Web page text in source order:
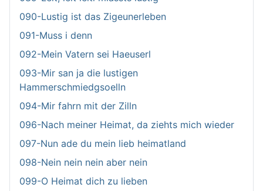
090-Lustig ist das Zigeunerleben
091-Muss i denn
092-Mein Vatern sei Haeuserl
093-Mir san ja die lustigen
Hammerschmiedgsoelln
094-Mir fahrn mit der Zilln
096-Nach meiner Heimat, da ziehts mich wieder
097-Nun ade du mein lieb heimatland
098-Nein nein nein aber nein
099-O Heimat dich zu lieben